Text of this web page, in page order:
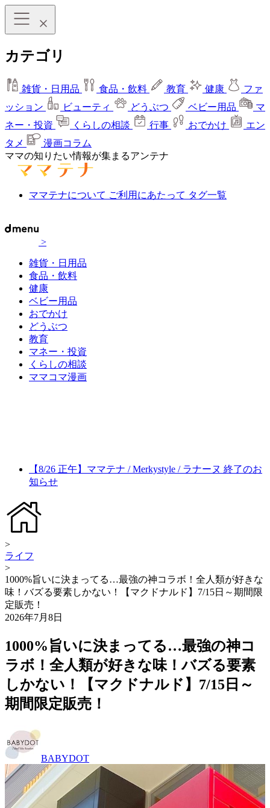
カテゴリ
雑貨・日用品 食品・飲料 教育 健康
ファ
ッション
ビューティ どうぶつ ベビー用品
マ
ネー・投資
くらしの相談 行事 おでかけ
エン
タメ
漫画コラム
ママの知りたい情報が集まるアンテナ
ママテナについて ご利用にあたって タグ一覧
>
雑貨・日用品
食品・飲料
健康
ベビー用品
おでかけ
どうぶつ
教育
マネー・投資
くらしの相談
ママコマ漫画
【8/26 正午】ママテナ / Merkystyle / ラナーヌ 終了のお
知らせ
>
ライフ
>
1000%旨いに決まってる…最強の神コラボ！全人類が好きな
味！バズる要素しかない！【マクドナルド】7/15日～期間限
定販売！
2026年7月8日
1000%旨いに決まってる…最強の神コ
ラボ！全人類が好きな味！バズる要素
しかない！【マクドナルド】7/15日～
期間限定販売！
BABYDOT